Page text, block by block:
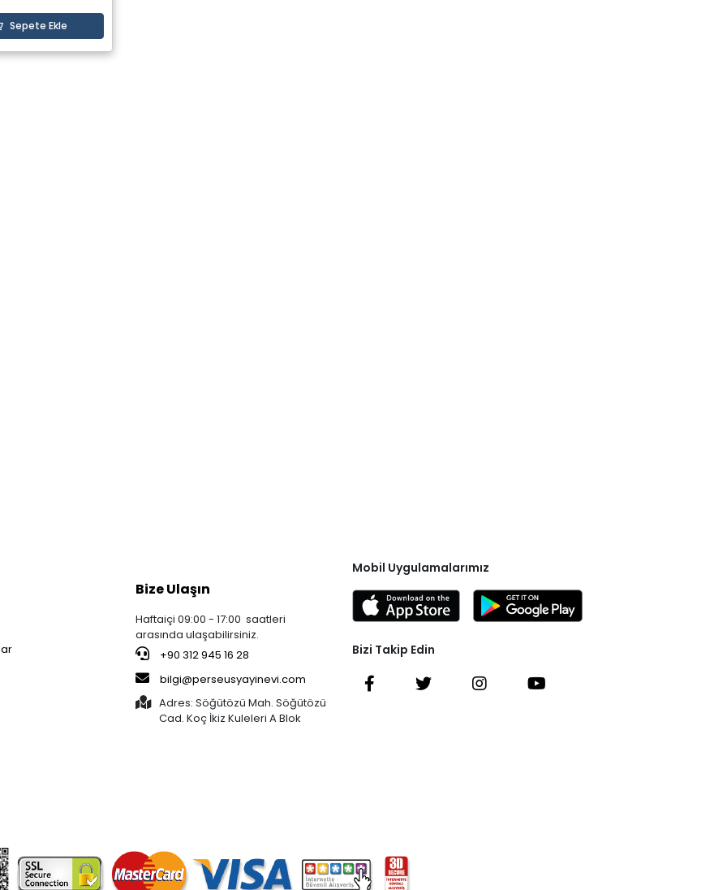
Sepete Ekle
Bize Ulaşın
Haftaiçi 09:00 - 17:00 saatleri
arasında ulaşabilirsiniz.
+90 312 945 16 28
bilgi@perseusyayinevi.com
Adres: Söğütözü Mah. Söğütözü
Cad. Koç İkiz Kuleleri A Blok
Mobil Uygulamalarımız
Bizi Takip Edin